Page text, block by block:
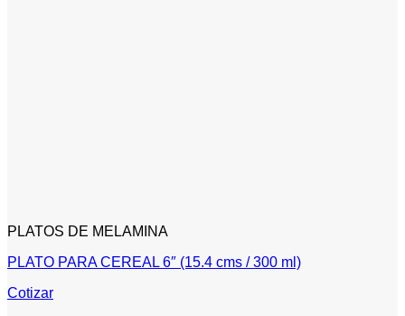
PLATOS DE MELAMINA
PLATO PARA CEREAL 6″ (15.4 cms / 300 ml)
Cotizar